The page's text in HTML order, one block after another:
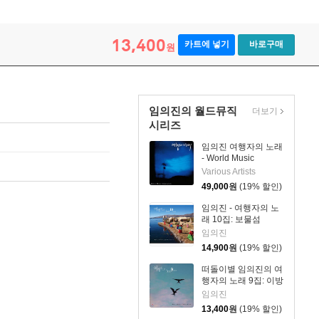
13,400원 카트에 넣기 바로구매
임의진의 월드뮤직
시리즈
임의진 여행자의 노래
- World Music
Compilation [LP]
Various Artists
49,000원 (19% 할인)
임의진 - 여행자의 노
래 10집: 보물섬
임의진
14,900원 (19% 할인)
떠돌이별 임의진의 여
행자의 노래 9집: 이방
인
임의진
13,400원 (19% 할인)
더보기